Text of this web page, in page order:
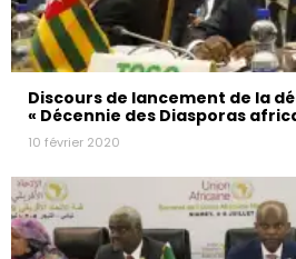
Discours de lancement de la
« Décennie des Diasporas
10 février 2020